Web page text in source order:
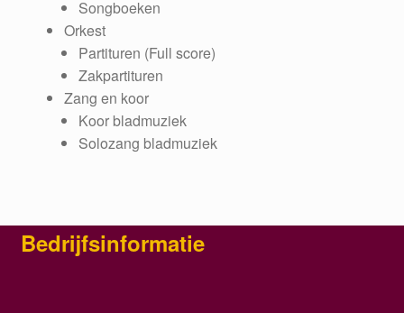
Songboeken
Orkest
Partituren (Full score)
Zakpartituren
Zang en koor
Koor bladmuziek
Solozang bladmuziek
Bedrijfsinformatie